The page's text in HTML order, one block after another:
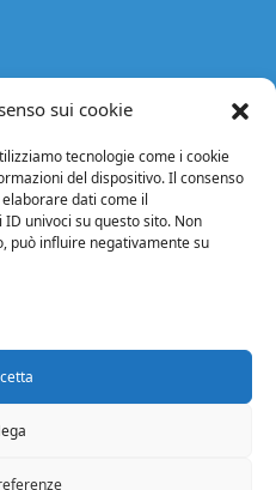
sui cookie
tecnologie come i cookie
del dispositivo. Il consenso
dati come il
univoci su questo sito. Non
può influire negativamente su
LinkedIn YouTube